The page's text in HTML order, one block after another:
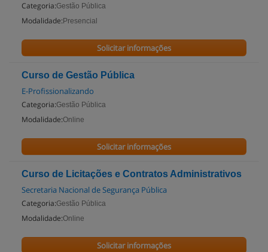
Categoria:Gestão Pública
Modalidade: Presencial
Solicitar informações
Curso de Gestão Pública
E-Profissionalizando
Categoria:Gestão Pública
Modalidade:Online
Solicitar informações
Curso de Licitações e Contratos Administrativos
Secretaria Nacional de Segurança Pública
Categoria:Gestão Pública
Modalidade:Online
Solicitar informações